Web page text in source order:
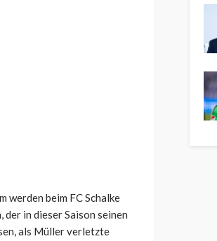
werden beim FC Schalke
in dieser Saison seinen
als Müller verletzte